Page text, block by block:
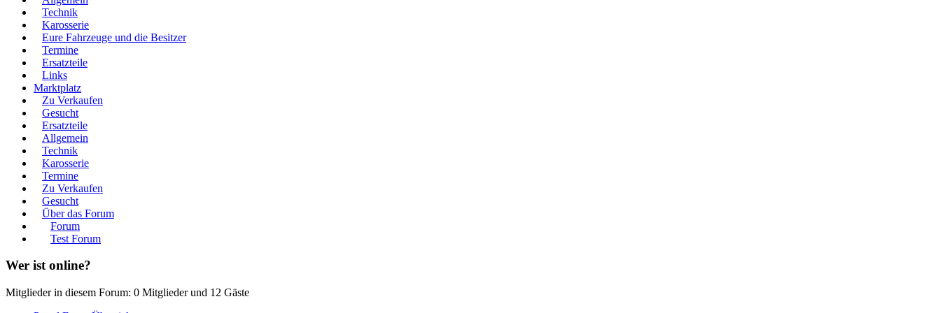
Technik
Karosserie
Eure Fahrzeuge und die Besitzer
Termine
Ersatzteile
Links
Marktplatz
Zu Verkaufen
Gesucht
Ersatzteile
Allgemein
Technik
Karosserie
Termine
Zu Verkaufen
Gesucht
Über das Forum
Forum
Test Forum
Wer ist online?
Mitglieder in diesem Forum: 0 Mitglieder und 12 Gäste